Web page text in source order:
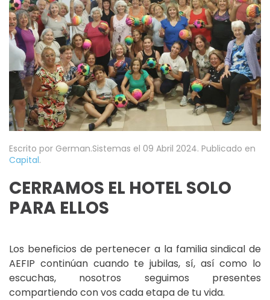
Escrito por German.Sistemas el 09 Abril 2024. Publicado en
Capital.
CERRAMOS EL HOTEL SOLO
PARA ELLOS
Los beneficios de pertenecer a la familia sindical de
AEFIP continúan cuando te jubilas, sí, así como lo
escuchas, nosotros seguimos presentes
compartiendo con vos cada etapa de tu vida.